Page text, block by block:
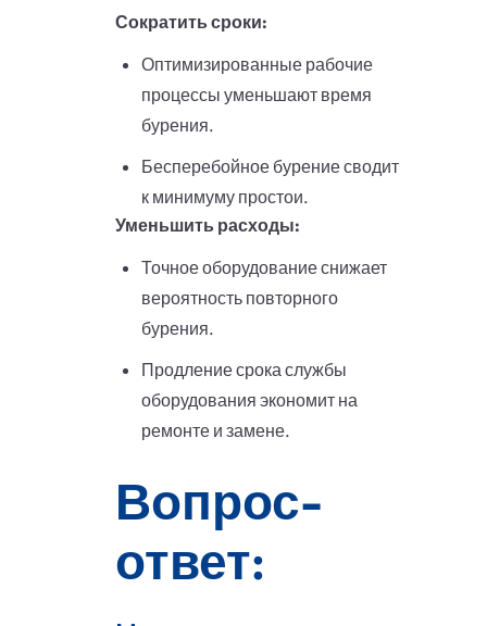
Сократить сроки:
Оптимизированные рабочие
процессы уменьшают время
бурения.
Бесперебойное бурение сводит
к минимуму простои.
Уменьшить расходы:
Точное оборудование снижает
вероятность повторного
бурения.
Продление срока службы
оборудования экономит на
ремонте и замене.
Вопрос-
ответ: